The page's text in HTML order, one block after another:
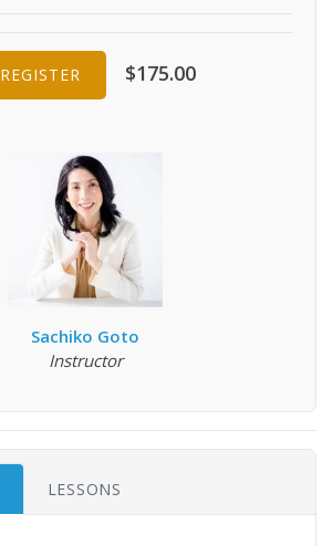
REGISTER $175.00
Sachiko Goto
Instructor
LESSONS